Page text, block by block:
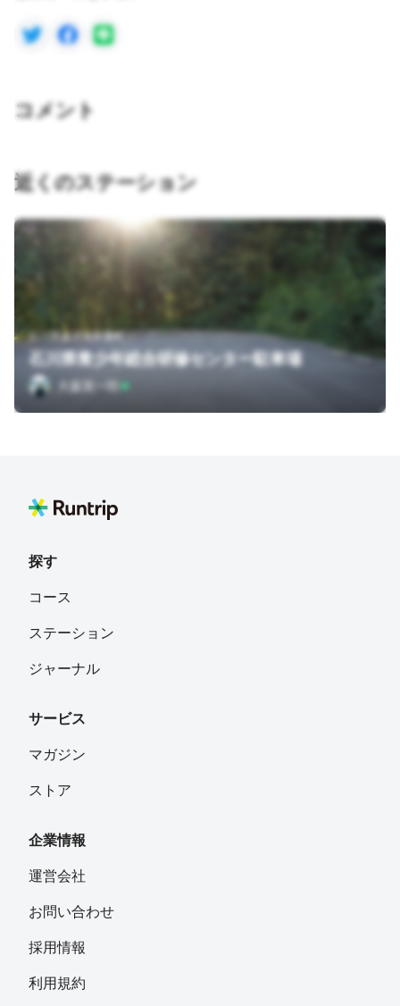
コメント
近くのステーション
石川県金沢市常盤町
石川県青少年総合研修センター駐車場
大森英一郎
探す
コース
ステーション
ジャーナル
サービス
マガジン
ストア
企業情報
運営会社
お問い合わせ
採用情報
利用規約